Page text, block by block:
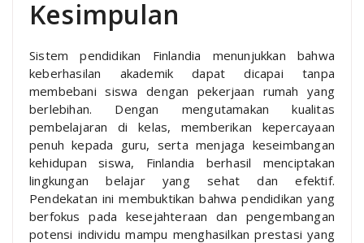
Kesimpulan
Sistem pendidikan Finlandia menunjukkan bahwa
keberhasilan akademik dapat dicapai tanpa
membebani siswa dengan pekerjaan rumah yang
berlebihan. Dengan mengutamakan kualitas
pembelajaran di kelas, memberikan kepercayaan
penuh kepada guru, serta menjaga keseimbangan
kehidupan siswa, Finlandia berhasil menciptakan
lingkungan belajar yang sehat dan efektif.
Pendekatan ini membuktikan bahwa pendidikan yang
berfokus pada kesejahteraan dan pengembangan
potensi individu mampu menghasilkan prestasi yang